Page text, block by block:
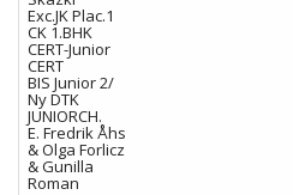
Exc.JK Plac.1
CK 1.BHK
CERT-Junior
CERT
BIS Junior 2/
Ny DTK
JUNIORCH.
E. Fredrik Åhs
& Olga Forlicz
& Gunilla
Roman